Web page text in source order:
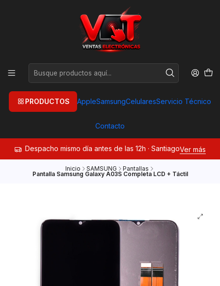
PRODUCTOS AppleSamsungCelularesServicio Técnico
Contacto
Despacho mismo día antes de las 12h · SantiagoVer más
Inicio SAMSUNG Pantallas
Pantalla Samsung Galaxy A03S Completa LCD + Táctil